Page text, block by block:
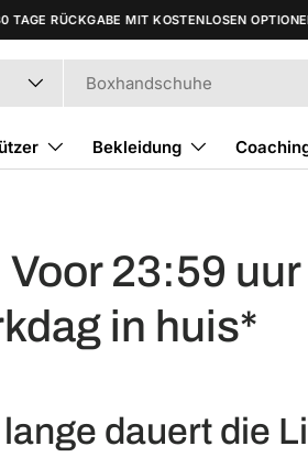
RÜCKGABE MIT KOSTENLOSEN OPTIONEN
Bekleidung
Voor 23:59
in huis*
dauert die